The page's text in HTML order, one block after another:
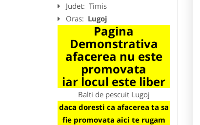
Judet: Timis
Oras: Lugoj
Pagina
Demonstrativa
afacerea nu este
promovata
iar locul este liber
Balti de pescuit Lugoj
daca doresti ca afacerea ta sa
fie promovata aici te rugam